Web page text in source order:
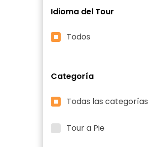
Idioma del Tour
Todos
Categoría
Todas las categorías
Tour a Pie